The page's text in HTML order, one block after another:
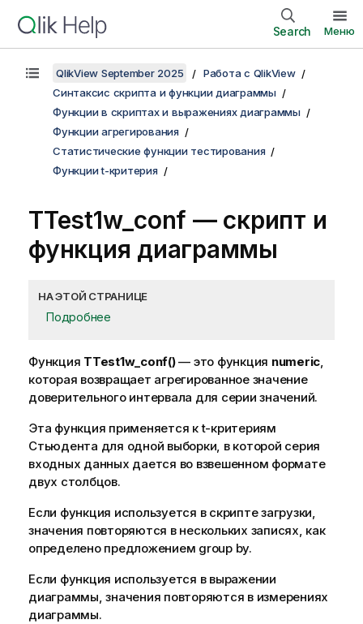
Search Меню
QlikView September 2025
Работа с QlikView
Синтаксис скрипта и функции диаграммы
Функции в скриптах и выражениях диаграммы
Функции агрегирования
Статистические функции тестирования
Функции t-критерия
TTest1w_conf — скрипт и
функция диаграммы
НА ЭТОЙ СТРАНИЦЕ
Подробнее
Функция TTest1w_conf()— это функция numeric,
которая возвращает агрегированное значение
доверительного интервала для серии значений.
Эта функция применяется к t-критериям
Стьюдента для одной выборки, в которой серия
входных данных дается во взвешенном формате
двух столбцов.
Если функция используется в скрипте загрузки,
значения повторяются в нескольких записях, как
определено предложением group by.
Если функция используется в выражении
диаграммы, значения повторяются в измерениях
диаграммы.